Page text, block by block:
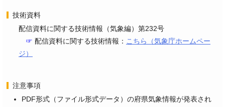
技術資料
配信資料に関する技術情報（気象編）第232号
☞ 配信資料に関する技術情報： こちら（気象庁ホームペー
ジ）
注意事項
PDF形式（ファイル形式データ）の府県気象情報が発表され